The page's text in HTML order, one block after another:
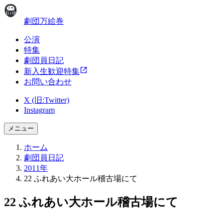
劇団万絵巻
公演
特集
劇団員日記
新入生歓迎特集
お問い合わせ
X (旧:Twitter)
Instagram
メニュー
ホーム
劇団員日記
2011年
22 ふれあい大ホール稽古場にて
22 ふれあい大ホール稽古場にて